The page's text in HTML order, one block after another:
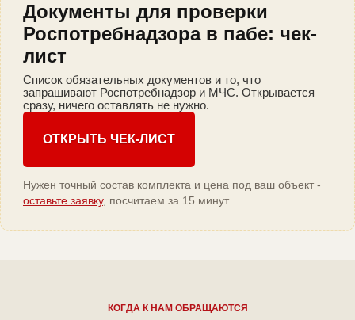
Документы для проверки
Роспотребнадзора в пабе: чек-
лист
Список обязательных документов и то, что
запрашивают Роспотребнадзор и МЧС. Открывается
сразу, ничего оставлять не нужно.
ОТКРЫТЬ ЧЕК-ЛИСТ
Нужен точный состав комплекта и цена под ваш объект -
оставьте заявку, посчитаем за 15 минут.
КОГДА К НАМ ОБРАЩАЮТСЯ